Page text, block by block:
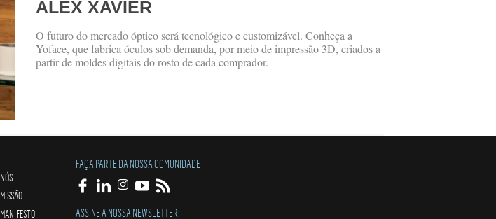
ALEX XAVIER
O futuro do mercado óptico será tecnológico e customizável. Conheça a
Yoface, que fabrica óculos sob demanda, por meio de impressão 3D, criados a
partir de moldes digitais do rosto de cada comprador.
NÓS
MISSÃO
MANIFESTO
FAÇA PARTE DA NOSSA COMUNIDADE
ASSINE A NOSSA NEWSLETTER: